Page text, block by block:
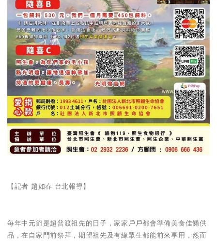
【記者 趙如春 台北報導】
每年中元節是超普渡祖先的日子，家家戶戶都會準備美食佳餚供
品，在自家門前祭拜，期望祖先及有緣眾生都能前來享用，然而